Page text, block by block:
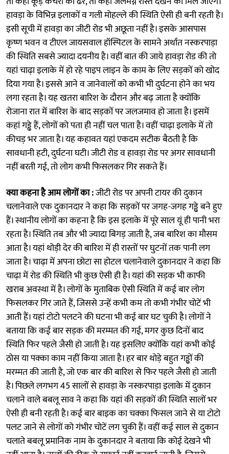
हावड़ा के विभिन्न इलाकों व गली मोहल्ले की स्थिति ऐसी ही बनी रहती है।
इसी सूची में हावड़ा का जीटी रोड भी अछूता नहीं है। इसके आसपास
कृष्ण भवन व टीएल जायसवाल हॉस्पिटल के सामने अर्थात नस्करपाड़ा
की स्थिति सबसे ज्यादा दयनीय है। वहीं बात की जाये हावड़ा रोड की तो
यहां चाढ़ा इलाके में हो रहे पाइप लाइन के काम के लिए सड़कों को खोद
दिया गया है। इससे आने व जानेवालों को कभी भी दुर्घटना होने का भय
लगा रहता है। यह खतरा बारिश के दौरान और बढ़ जाता है क्योंकि
रोजाना रात में बारिश के बाद सड़कों पर जलजमाव हो जाता है। इसमें
कहां गड्ढे हैं, लोगों को पता ही नहीं चल पाता है। वहीं चाढ़ा इलाके में तो
कीचड़ भर जाता है। यह कहावत यहां एकदम सटीक बैठती है कि
सावधानी हटी, दुर्घटना घटी। जीटी रोड व हावड़ा रोड पर अगर सावधानी
नहीं बरती गई, तो लोग कभी फिसलकर गिर सकते हैं।
क्या कहना है आम लोगों का :जीटी रोड पर अपनी टायर की दुकान
चलानेवाले एक दुकानदार ने कहा कि सड़कों पर जगह-जगह गड्ढे बने हुए
हैं। स्थानीय लोगों का कहना है कि इस इलाके में पूरे साल यूं ही पानी भरा
रहता है। स्थिति तब और भी ज्यादा बिगड़ जाती है, जब बारिश का माैसम
आता है। यहां थोड़ी देर की बारिश में ही रास्तों पर घुटनों तक पानी लग
जाता है। चाढ़ा में अपना छोटा सा होटल चलानेवाले दुकानदार ने कहा कि
चाढ़ा में रोड की स्थिति भी कुछ ऐसी ही है। यहां की सड़क भी काफी
खराब अवस्था में है। लोगों के मुताबिक ऐसी स्थिति में कई बार लोग
फिसलकर गिर जाते हैं, जिससे उन्हें कभी कम तो कभी गंभीर चोटें भी
आती हैं। यहां टोटो पलटने की घटना भी कई बार घट चुकी है। लोगों ने
बताया कि कई बार सड़क की मरम्मत की गई, मगर कुछ दिनों बाद
स्थिति फिर पहले जैसी हो जाती है। यह इसलिए क्योंकि यहां कभी कोई
ठोस या पक्का काम नहीं किया जाता है। हर बार थोड़े बहुत गड्ढों की
मरम्मत की जाती है, जो एक बार की बारिश से फिर पहले जैसी हो जाती
है। पिछले लगभग 45 सालों से हावड़ा के नस्करपाड़ा इलाके में दुकान
चलाने वाले बबलू साव ने कहा कि यहां की सड़कों की स्थिति सालों भर
ऐसी ही बनी रहती है। कई बार बाइक का चक्का फिसल जाने से या टोटो
पलट जाने से लोगों को गंभीर चोटें लग चुकी हैं। वहीं कई साल से दुकान
चलाते बबलू प्रमानिक नाम के दुकानदार ने बताया कि कोई देखने भी